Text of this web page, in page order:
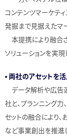
コンテンツマーケテ
発掘まで見据えたマ
本提携により融合
ソリューションを実現
• 両社のアセットを
データ解析や広告
社と、プランニング
セットの融合により
など事業創出を推進